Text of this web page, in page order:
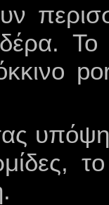
Το
υπόψη